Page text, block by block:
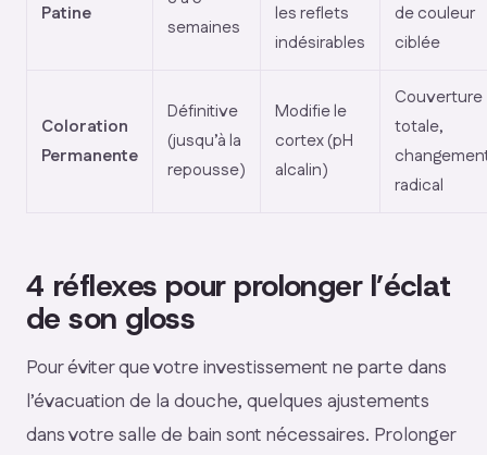
Patine
semaines
les reflets
indésirables
de couleur
ciblée
Coloration
Permanente
Définitive
(jusqu’à la
repousse)
Modifie le
cortex (pH
alcalin)
Couverture
totale,
radical
4 réflexes pour prolonger l’éclat
de son gloss
Pour éviter que votre investissement ne parte dans
l’évacuation de la douche, quelques ajustements
dans votre salle de bain sont nécessaires. Prolonger